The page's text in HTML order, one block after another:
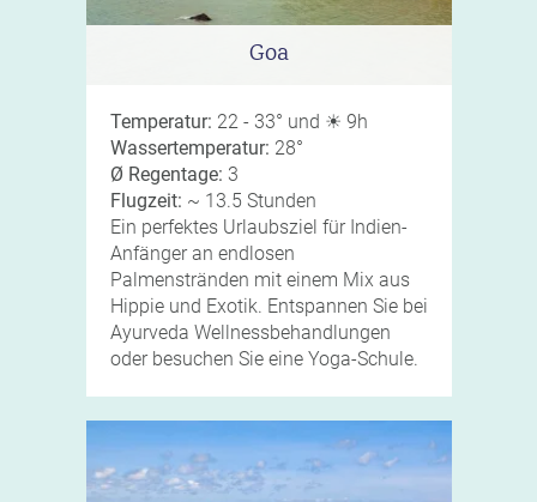
Goa
Temperatur: 22 - 33° und ☀ 9h
Wassertemperatur: 28°
Ø Regentage: 3
Flugzeit: ~ 13.5 Stunden
Ein perfektes Urlaubsziel für Indien-
Anfänger an endlosen
Palmenstränden mit einem Mix aus
Hippie und Exotik. Entspannen Sie bei
Ayurveda Wellnessbehandlungen
oder besuchen Sie eine Yoga-Schule.